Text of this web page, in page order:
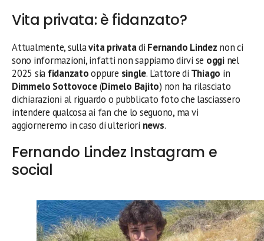
Vita privata: è fidanzato?
Attualmente, sullavita privatadi Fernando Lindez non ci
sono informazioni, infatti non sappiamo dirvi se oggi nel
2025 sia fidanzatooppure single. L’attore di Thiago in
Dimmelo Sottovoce(Dimelo Bajito) non ha rilasciato
dichiarazioni al riguardo o pubblicato foto che lasciassero
intendere qualcosa ai fan che lo seguono, ma vi
aggiorneremo in caso di ulteriori news.
Fernando Lindez Instagram e
social